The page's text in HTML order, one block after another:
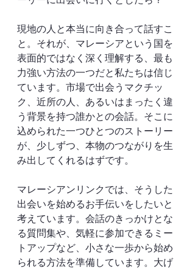
現地の人と本当に向き合って話すこ
と。それが、マレーシアという国を
表面的ではなく深く理解する、最も
力強い方法の一つだと私たちは信じ
ています。市場で出会うマクチッ
ク、近所の人、あるいはまったく違
う背景を持つ誰かとの会話。そこに
込められた一つひとつのストーリー
が、少しずつ、本物のつながりを生
み出してくれるはずです。
マレーシアンリンクでは、そうした
出会いを始めるお手伝いをしたいと
考えています。会話のきっかけとな
る質問集や、気軽に参加できるミー
トアップなど、小さな一歩から始め
られる方法を準備しています。大げ